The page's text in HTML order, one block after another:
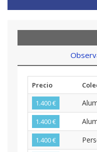
Precio
1.400 €
1.400 €
1.400 €